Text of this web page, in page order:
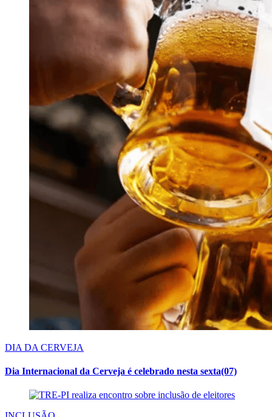
DIA DA CERVEJA
Dia Internacional da Cerveja é celebrado nesta sexta(07)